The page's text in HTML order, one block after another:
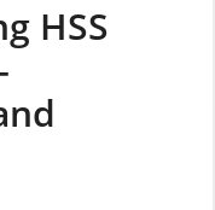
HSS